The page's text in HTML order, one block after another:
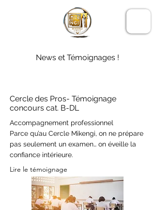
News et Témoignages !
Cercle des Pros- Témoignage
concours cat. B-DL
Accompagnement professionnel
Parce qu’au Cercle Mikengi, on ne prépare
pas seulement un examen… on éveille la
confiance intérieure.
Lire le témoignage